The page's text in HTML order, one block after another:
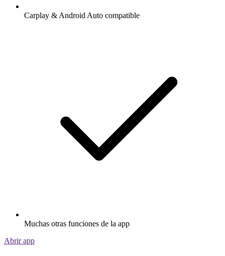
Carplay & Android Auto compatible
Muchas otras funciones de la app
Abrir app